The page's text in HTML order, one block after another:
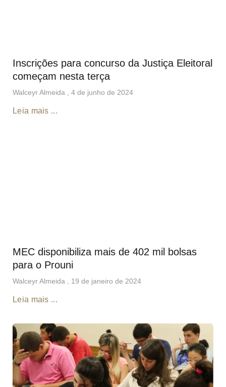
Inscrições para concurso da Justiça Eleitoral
começam nesta terça
Walceyr Almeida 4 de junho de 2024
Leia mais ...
MEC disponibiliza mais de 402 mil bolsas
para o Prouni
Walceyr Almeida 19 de janeiro de 2024
Leia mais ...